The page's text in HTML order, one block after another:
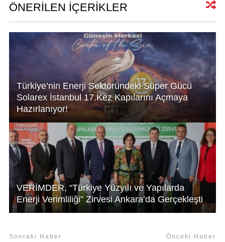
A
p
p
dI
n
b
o
o
k
ÖNERİLEN İÇERİKLER
Türkiye’nin Enerji Sektöründeki Süper Gücü
Solarex İstanbul 17.Kez Kapılarını Açmaya
Hazırlanıyor!
VERİMDER, “Türkiye Yüzyılı ve Yapılarda
Enerji Verimliliği” Zirvesi Ankara’da Gerçekleşti
Sonraki Haber Önceki Haber